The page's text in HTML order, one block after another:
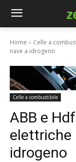
Home Celle a
nave a idrogeno
Celle a combustibile
ABB e
elettriche
idrogeno